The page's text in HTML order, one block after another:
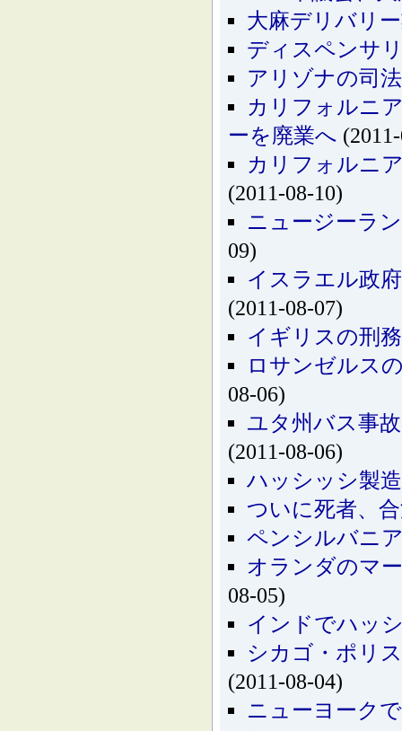
大麻デリバリ
ディスペンサ
アリゾナの司
カリフォルニ
ーを廃業へ
カリフォルニ
(2011-08-10)
ニュージーラ
09)
イスラエル政
(2011-08-07)
イギリスの刑
ロサンゼルス
08-06)
ユタ州バス事
(2011-08-06)
ハッシッシ製
ついに死者、
ペンシルバニ
オランダのマ
08-05)
インドでハッ
シカゴ・ポリ
(2011-08-04)
ニューヨーク